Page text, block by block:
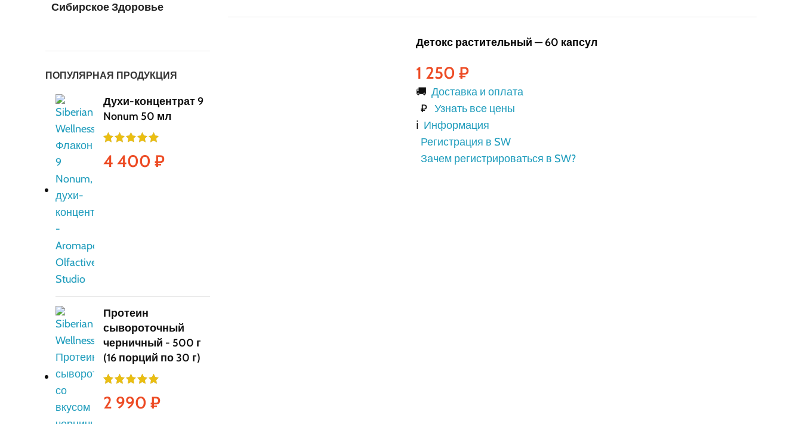
Сибирское Здоровье
ПОПУЛЯРНАЯ ПРОДУКЦИЯ
Духи-концентрат 9
Nonum 50 мл
4 400 ₽
Протеин
сывороточный
черничный - 500 г
(16 порций по 30 г)
2 990 ₽
Детокс растительный — 60 капсул
1 250 ₽
🚚 Доставка и оплата
₽ Узнать все цены
ℹ️ Информация
Регистрация в SW
Зачем регистрироваться в SW?